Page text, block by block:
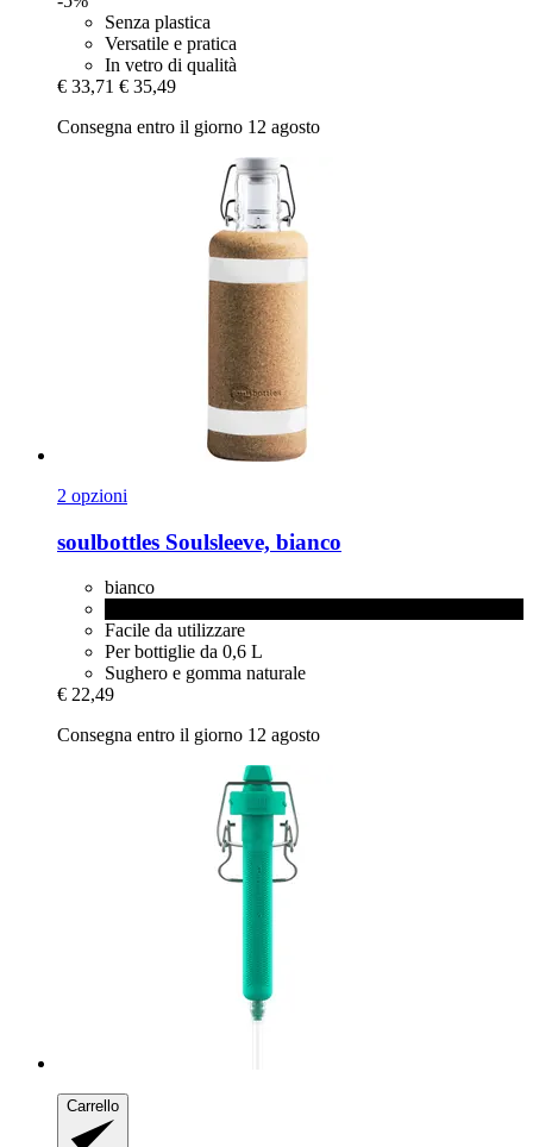
Senza plastica
Versatile e pratica
In vetro di qualità
€ 33,71 € 35,49
Consegna entro il giorno 12 agosto
2 opzioni
soulbottles Soulsleeve, bianco
bianco
Facile da utilizzare
Per bottiglie da 0,6 L
Sughero e gomma naturale
€ 22,49
Consegna entro il giorno 12 agosto
Carrello